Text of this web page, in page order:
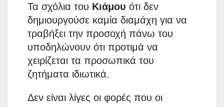
Τα σχόλια του Κιάμου ότι δεν
δημιουργούσε καμία διαμάχη για να
τραβήξει την προσοχή πάνω του
υποδηλώνουν ότι προτιμά να
χειρίζεται τα προσωπικά του
ζητήματα ιδιωτικά.
Δεν είναι λίγες οι φορές που οι